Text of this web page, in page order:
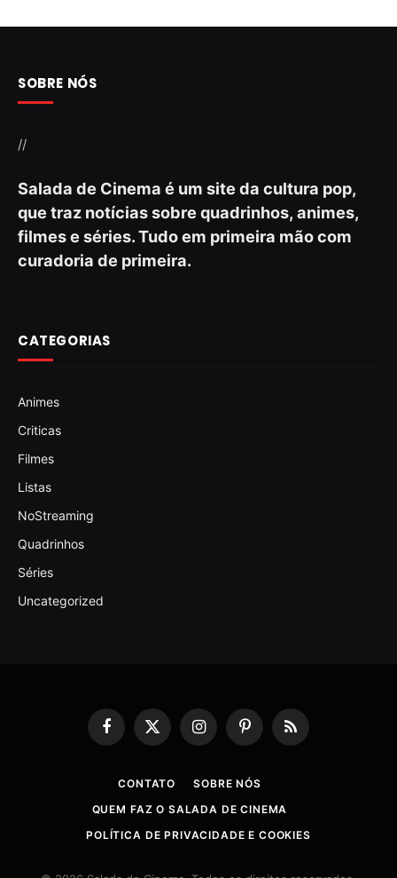
SOBRE NÓS
//
Salada de Cinema é um site da cultura pop,
que traz notícias sobre quadrinhos, animes,
filmes e séries. Tudo em primeira mão com
curadoria de primeira.
CATEGORIAS
Animes
Criticas
Filmes
Listas
NoStreaming
Quadrinhos
Séries
Uncategorized
Facebook
X
InstagramPinterestRSS
CONTATO
SOBRE NÓS
QUEM FAZ O SALADA DE CINEMA
POLÍTICA DE PRIVACIDADE E COOKIES